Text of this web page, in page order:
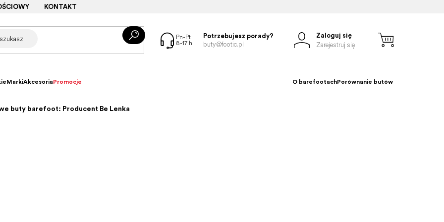
KONTAKT
Potrzebujesz porady?
buty@footic.pl
Zaloguj się
Zarejestruj się
MarkiAkcesoriaPromocje O barefootachPorównanie butów
buty barefoot: Producent Be Lenka